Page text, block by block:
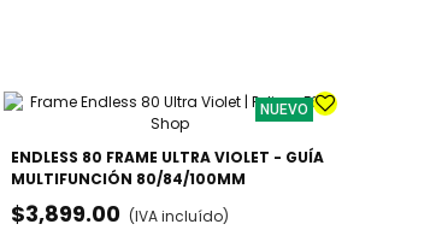
NUEVO
ENDLESS 80 FRAME ULTRA VIOLET - GUÍA
MULTIFUNCIÓN 80/84/100MM
$3,899.00 (IVA incluído)